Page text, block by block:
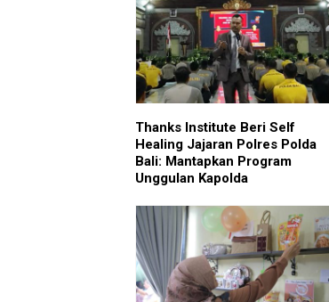
Thanks Institute Beri Self
Healing Jajaran Polres Polda
Bali: Mantapkan Program
Unggulan Kapolda